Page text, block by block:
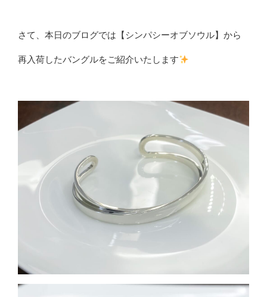
さて、本日のブログでは【シンパシーオブソウル】から
再入荷したバングルをご紹介いたします